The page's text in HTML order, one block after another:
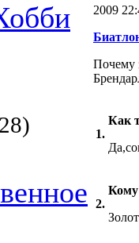
2009
Почему
1.
Как
2.
Кому